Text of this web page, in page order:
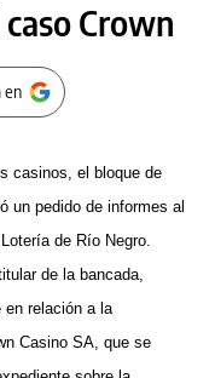
Crown
en
casinos, el bloque de
un pedido de informes al
de Río Negro.
de la bancada,
en relación a la
Casino SA, que se